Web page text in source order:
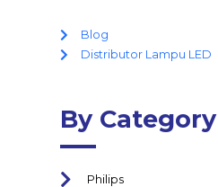
Blog
Distributor Lampu LED
By Category
Philips